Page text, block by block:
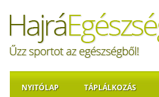
NYITÓLAP TÁPLÁLKOZÁS